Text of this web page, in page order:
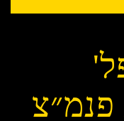
2002 / פנמ״צ